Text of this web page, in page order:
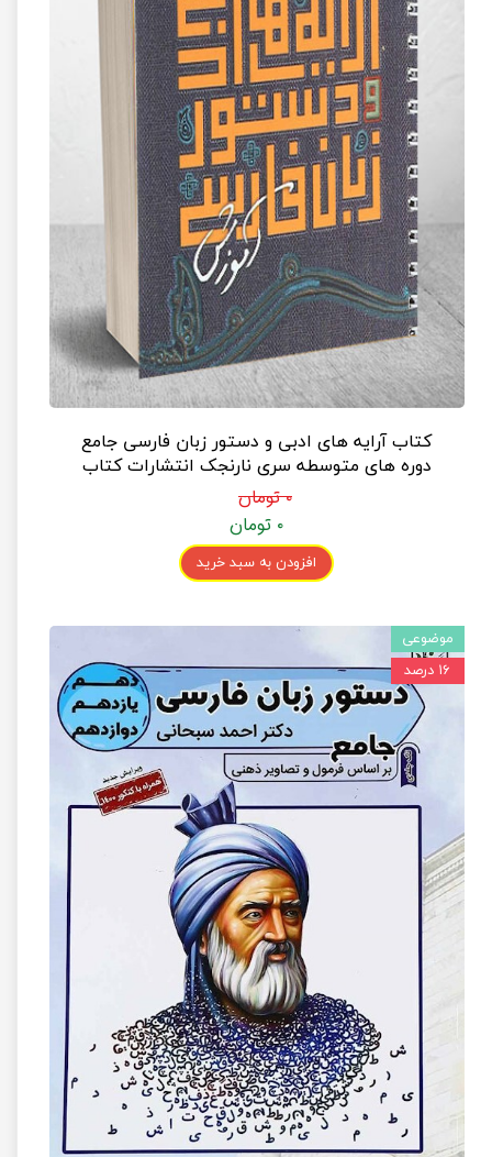
کتاب آرایه های ادبی و دستور زبان فارسی جامع
دوره های متوسطه سری نارنجک انتشارات کتاب
نارنجی ۰ تومان
۰ تومان
افزودن به سبد خرید
موضوعی
۱۶ درصد